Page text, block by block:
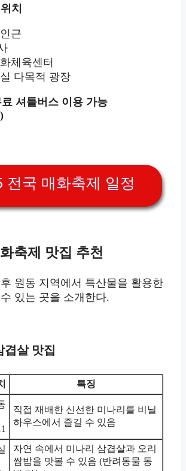
치
근
체육센터
다목적 광장
셔틀버스 이용 가능
전국 매화축제 일정
축제 맛집 추천
원동 지역에서 특산물을 활용한
있는 곳을 소개한다.
겹살 맛집
특징
직접 재배한 신선한 미나리를 비닐
하우스에서 즐길 수 있음
자연 속에서 미나리 삼겹살과 오리
쌈밥을 맛볼 수 있음 (반려동물 동